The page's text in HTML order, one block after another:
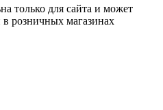
только для сайта и может
в розничных магазинах